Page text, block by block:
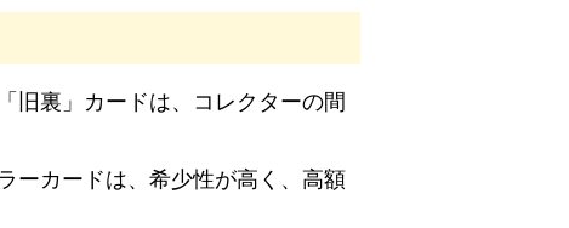
旧裏」カードは、コレクターの間
ーカードは、希少性が高く、高額